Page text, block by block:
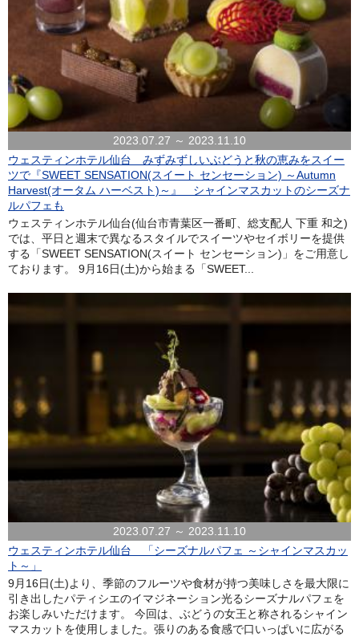
2023.07.27 ～ 2023.11.10
ウェスティンホテル仙台 みずみずしいぶどうと秋の恵みをスイー
ツで『SWEET SENSATION(スイート センセーション) ～Autumn
Harvest(オータム ハーベスト)～』 シャインマスカットのシーズナ
ルパフェも
ウェスティンホテル仙台(仙台市青葉区一番町、総支配人 下重 和之)
では、平日と週末で異なるスタイルでスイーツやセイボリーを提供
する「SWEET SENSATION(スイート センセーション)」をご用意し
ております。 9月16日(土)から始まる「SWEET...
2023.07.27 ～ 2023.11.10
ウェスティンホテル仙台 「シーズナルパフェ ～シャインマスカッ
ト～」
9月16日(土)より、季節のフルーツや食材が持つ美味しさを最大限に
引き出したパティシエのイマジネーション光るシーズナルパフェを
お楽しみいただけます。 今回は、ぶどうの女王と称されるシャイン
マスカットを使用しました。張りのある食感で口いっぱいに広がる